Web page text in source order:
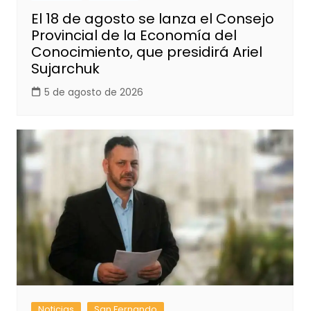
El 18 de agosto se lanza el Consejo
Provincial de la Economía del
Conocimiento, que presidirá Ariel
Sujarchuk
5 de agosto de 2026